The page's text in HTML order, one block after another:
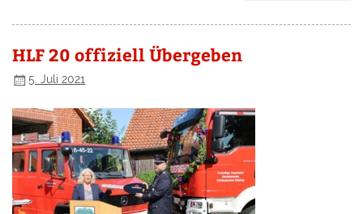
HLF 20 offiziell Übergeben
5. Juli 2021